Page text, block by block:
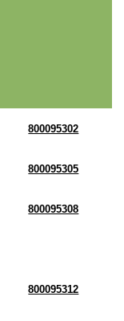
800095302
800095305
800095308
800095312